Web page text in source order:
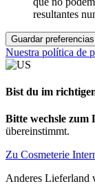
resultantes
Guardar preferencias
Nuestra política de
Bist du im
Bitte wechsle zum
übereinstimmt.
Zu Cosmeterie
Anderes Lieferland